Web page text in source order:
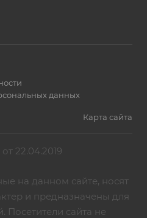
данных
Карта сайта
22.04.2019
на данном сайте, носят
и предназначены для
Посетители сайта не